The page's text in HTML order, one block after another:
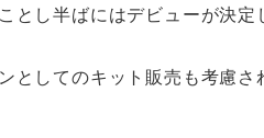
し半ばにはデビューが決定
としてのキット販売も考慮